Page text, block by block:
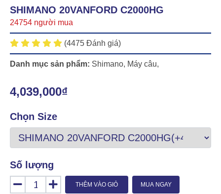
SHIMANO 20VANFORD C2000HG
24754 người mua
(4475 Đánh giá)
Danh mục sản phẩm: Shimano, Máy câu,
4,039,000₫
Chọn Size
Số lượng
THÊM VÀO GIỎ MUA NGAY